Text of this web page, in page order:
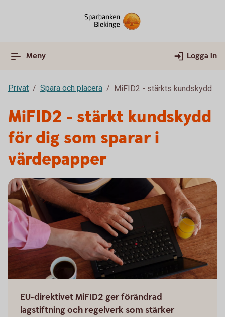
Meny Logga in
Privat Spara och placera MiFID2 - stärkts kundskydd
MiFID2 - stärkt kundskydd
för dig som sparar i
värdepapper
EU-direktivet MiFID2 ger förändrad
lagstiftning och regelverk som stärker